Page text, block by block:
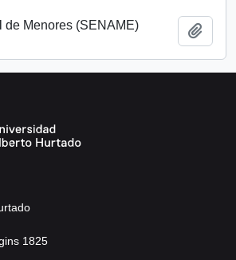
de Menores (SENAME)
1825